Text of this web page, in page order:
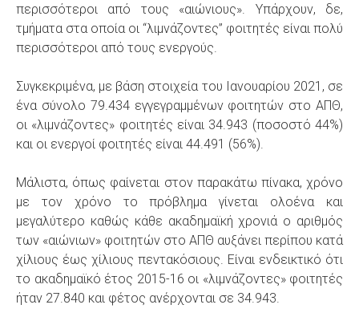
περισσότεροι από τους «αιώνιους». Υπάρχουν, δε,
τμήματα στα οποία οι “λιμνάζοντες” φοιτητές είναι πολύ
περισσότεροι από τους ενεργούς.
Συγκεκριμένα, με βάση στοιχεία του Ιανουαρίου 2021, σε
ένα σύνολο 79.434 εγγεγραμμένων φοιτητών στο ΑΠΘ,
οι «λιμνάζοντες» φοιτητές είναι 34.943 (ποσοστό 44%)
και οι ενεργοί φοιτητές είναι 44.491 (56%).
Μάλιστα, όπως φαίνεται στον παρακάτω πίνακα, χρόνο
με τον χρόνο το πρόβλημα γίνεται ολοένα και
μεγαλύτερο καθώς κάθε ακαδημαϊκή χρονιά ο αριθμός
των «αιώνιων» φοιτητών στο ΑΠΘ αυξάνει περίπου κατά
χίλιους έως χίλιους πεντακόσιους. Είναι ενδεικτικό ότι
το ακαδημαϊκό έτος 2015-16 οι «λιμνάζοντες» φοιτητές
ήταν 27.840 και φέτος ανέρχονται σε 34.943.